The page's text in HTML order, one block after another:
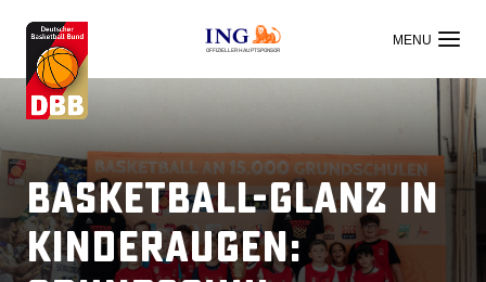
OFFIZIELLER HAUPTSPONSOR
Basketball-Glanz in
Kinderaugen: